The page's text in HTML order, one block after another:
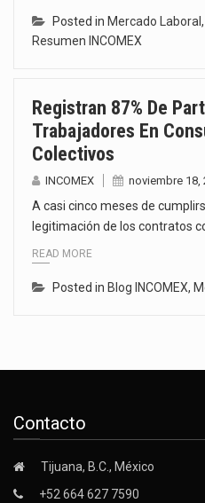
Posted in Mercado Laboral ,
Resumen INCOMEX
Registran 87% De
Trabajadores En
Colectivos
INCOMEX noviembre 18,
A casi cinco meses de
legitimación de los contratos
READ MORE
Posted in Blog INCOMEX,
Contacto
Tijuana, B.C., México
+52 664 627 7590